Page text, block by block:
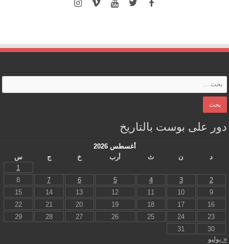
دور على بوست بالتاريخ
أغسطس 2026
د
ن ث أرب خ ج
س
1
2
3
4
5
6
7
8
9
10
11
12
13
14
15
16
17
18
19
20
21
22
23
24
25
26
27
28
29
30
31
« يوليو